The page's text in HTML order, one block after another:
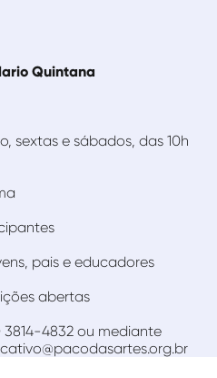
Quintana
sextas e sábados, das 10h
pais e educadores
abertas
3814-4832 ou mediante